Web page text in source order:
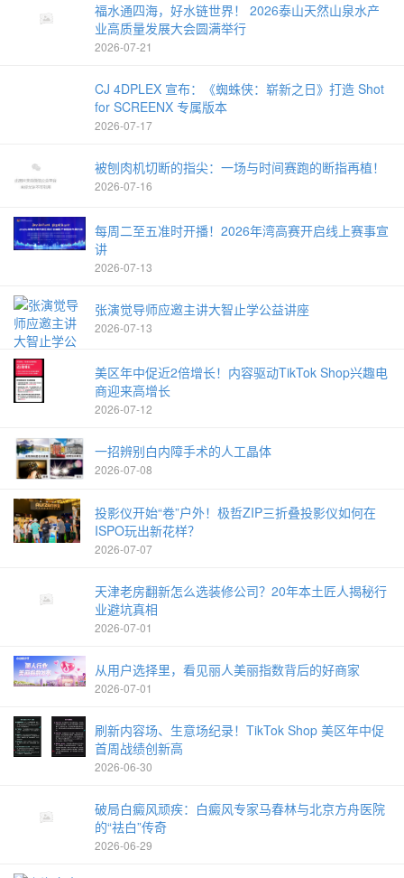
福水通四海，好水链世界！ 2026泰山天然山泉水产
业高质量发展大会圆满举行
2026-07-21
CJ 4DPLEX 宣布：《蜘蛛侠：崭新之日》打造 Shot
for SCREENX 专属版本
2026-07-17
被刨肉机切断的指尖：一场与时间赛跑的断指再植！
2026-07-16
每周二至五准时开播！2026年湾高赛开启线上赛事宣
讲
2026-07-13
张演觉导师应邀主讲大智止学公益讲座
2026-07-13
美区年中促近2倍增长！内容驱动TikTok Shop兴趣电
商迎来高增长
2026-07-12
一招辨别白内障手术的人工晶体
2026-07-08
投影仪开始“卷”户外！极哲ZIP三折叠投影仪如何在
ISPO玩出新花样？
2026-07-07
天津老房翻新怎么选装修公司？20年本土匠人揭秘行
业避坑真相
2026-07-01
从用户选择里，看见丽人美丽指数背后的好商家
2026-07-01
刷新内容场、生意场纪录！TikTok Shop 美区年中促
首周战绩创新高
2026-06-30
破局白癜风顽疾：白癜风专家马春林与北京方舟医院
的“祛白”传奇
2026-06-29